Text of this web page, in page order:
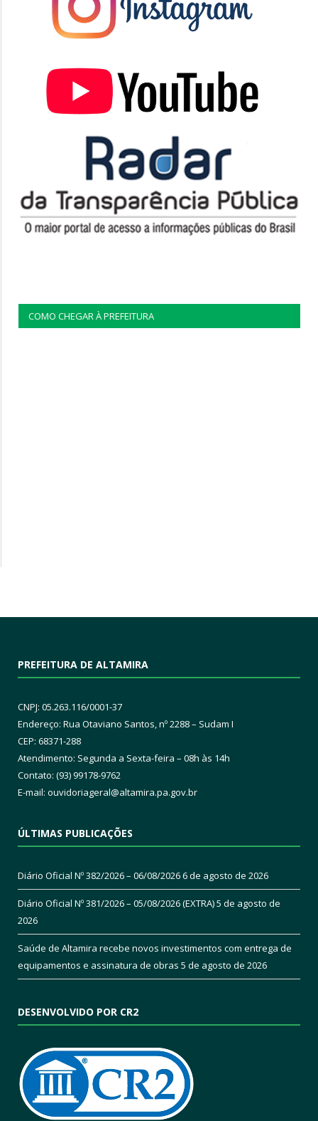
COMO CHEGAR À PREFEITURA
PREFEITURA DE ALTAMIRA
CNPJ: 05.263.116/0001-37
Endereço: Rua Otaviano Santos, nº 2288 – Sudam I
CEP: 68371-288
Atendimento: Segunda a Sexta-feira – 08h às 14h
Contato: (93) 99178-9762
E-mail: ouvidoriageral@altamira.pa.gov.br
ÚLTIMAS PUBLICAÇÕES
Diário Oficial Nº 382/2026 – 06/08/20266 de agosto de 2026
Diário Oficial Nº 381/2026 – 05/08/2026 (EXTRA)5 de agosto de
2026
Saúde de Altamira recebe novos investimentos com entrega de
equipamentos e assinatura de obras 5 de agosto de 2026
DESENVOLVIDO POR CR2